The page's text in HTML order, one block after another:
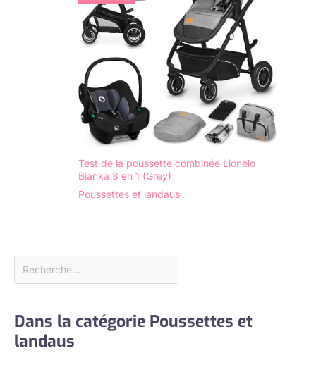
Test de la poussette combinée Lionelo
Bianka 3 en 1 (Grey)
Poussettes et landaus
Dans la catégorie Poussettes et
landaus